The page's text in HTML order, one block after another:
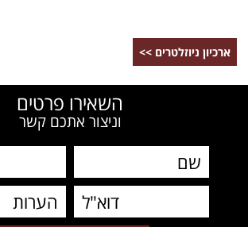
ארכיון ניוזלטרים >>
השאירו פרטים
וניצור אתכם קשר